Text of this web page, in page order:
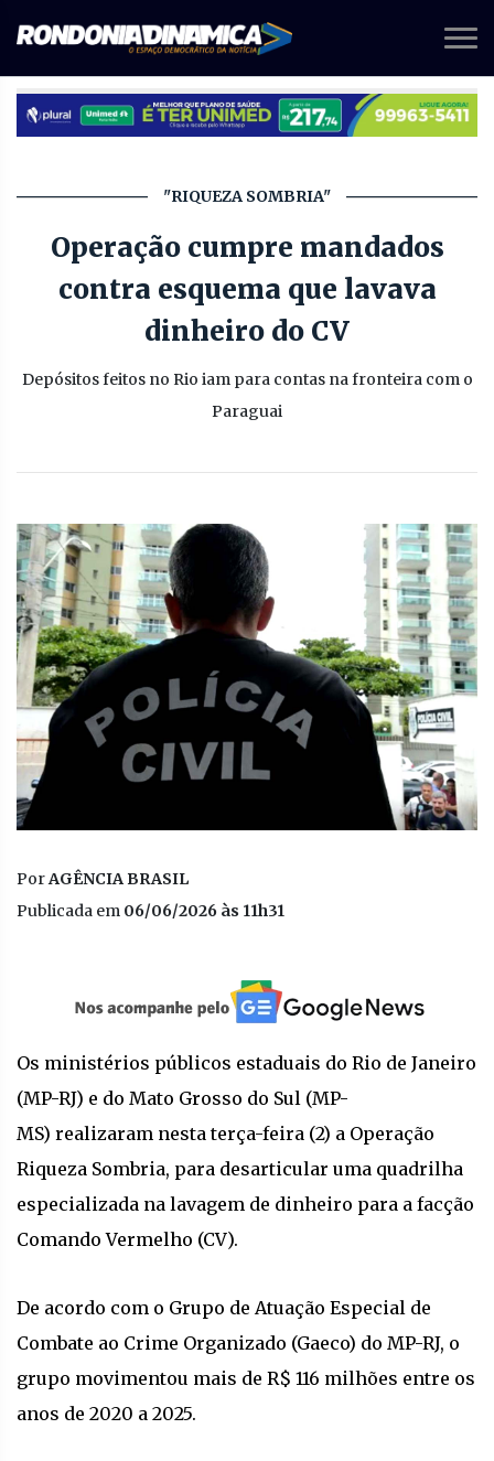
"RIQUEZA SOMBRIA"
Operação cumpre mandados
contra esquema que lavava
dinheiro do CV
Depósitos feitos no Rio iam para contas na fronteira com o
Paraguai
PorAGÊNCIA BRASIL
Publicada em 06/06/2026 às 11h31
Os ministérios públicos estaduais do Rio de Janeiro
(MP-RJ) e do Mato Grosso do Sul (MP-
MS) realizaram nesta terça-feira (2) a Operação
Riqueza Sombria, para desarticular uma quadrilha
especializada na lavagem de dinheiro para a facção
Comando Vermelho (CV).
De acordo com o Grupo de Atuação Especial de
Combate ao Crime Organizado (Gaeco) do MP-RJ, o
grupo movimentou mais de R$ 116 milhões entre os
anos de 2020 a 2025.